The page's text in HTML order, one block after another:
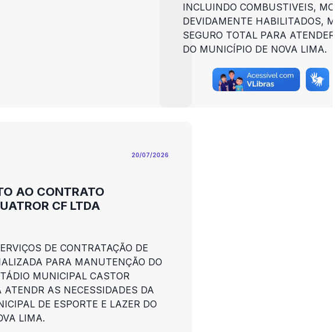
INCLUINDO COMBUSTIVEIS,
DEVIDAMENTE HABILITADOS,
SEGURO TOTAL PARA
DO MUNICÍPIO DE NOVA LIMA.
20/07/2026
AO CONTRATO
CF LTDA
DE CONTRATAÇÃO DE
PARA MANUTENÇÃO DO
MUNICIPAL CASTOR
ATENDR AS NECESSIDADES DA
DE ESPORTE E LAZER DO
LIMA.